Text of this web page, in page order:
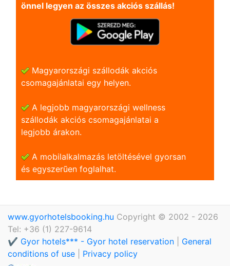
önnel legyen az összes akciós szállás!
Magyarországi szállodák akciós
csomagajánlatai egy helyen.
A legjobb magyarországi wellness
szállodák akciós csomagajánlatai a
legjobb árakon.
A mobilalkalmazás letöltésével gyorsan
és egyszerũen foglalhat.
www.gyorhotelsbooking.hu Copyright © 2002 - 2026
Tel: +36 (1) 227-9614
✔️ Gyor hotels*** - Gyor hotel reservation
General
conditions of use
Privacy policy